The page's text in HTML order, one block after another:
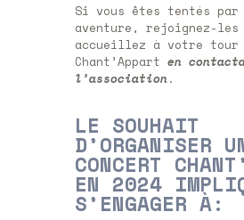
Si vous êtes tentés
aventure, rejoignez-
accueillez à votre tour
Chant’Appart en
l’association.
LE SOUHAIT
D’ORGANISER
CONCERT
EN 2024
S’ENGAGER À: